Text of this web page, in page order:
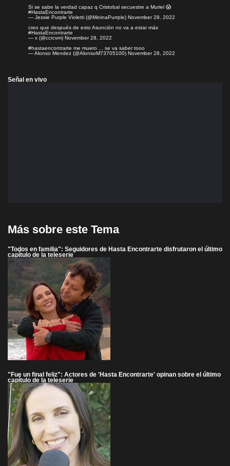
Si se sabe la verdad capaz q Cristobal secuestre a Muriel 😱
#HastaEncontrarte
— Jessie Purple Violetti (@MininaPurrple) November 28, 2022
creo que después de esto Asunción no va a estar más
#HastaEncontrarte
— x (@ccrcvm) November 28, 2022
#hastaencontrarte me muero ... se va saber tooo
— Alonso Mendez (@AlonsoM73705100) November 28, 2022
Señal en vivo
Más sobre este Tema
"Todos en familia": Seguidores de Hasta Encontrarte disfrutaron el último
capítulo de la teleserie
"Fue un final feliz": Actores de 'Hasta Encontrarte' opinan sobre el último
capítulo de la teleserie